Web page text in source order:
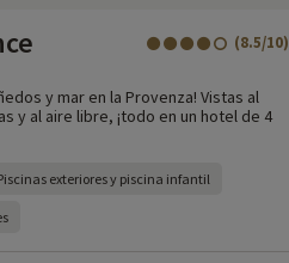
(8.5/10)
y mar en la Provenza! Vistas al
y al aire libre, ¡todo en un hotel de 4
exteriores y piscina infantil